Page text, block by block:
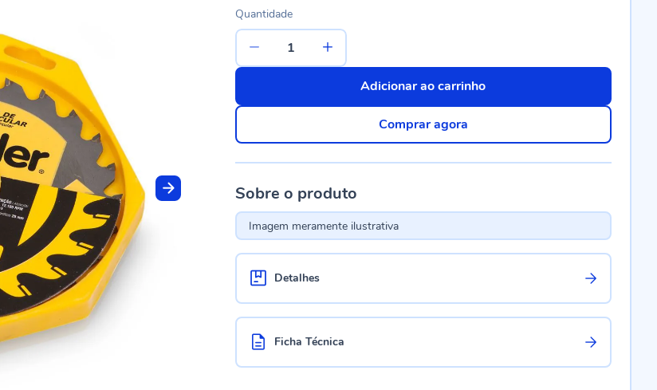
Quantidade
Adicionar ao carrinho
Comprar agora
Sobre o produto
Imagem meramente ilustrativa
Detalhes
Ficha Técnica